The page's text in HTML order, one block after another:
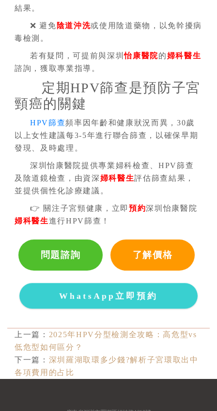
結果。
❌ 避免 陰道沖洗或使用陰道藥物，以免幹擾病
毒檢測。
若有疑問，可提前與深圳怡康醫院的婦科醫生
諮詢，獲取專業指導。
定期HPV篩查是預防子宮
頸癌的關鍵
HPV篩查頻率因年齡和健康狀況而異，30歲
以上女性建議每3-5年進行聯合篩查，以確保早期
發現、及時處理。
深圳怡康醫院提供專業婦科檢查、HPV篩查
及陰道鏡檢查，由資深婦科醫生評估篩查結果，
並提供個性化診療建議。
👉 關注子宮頸健康，立即預約深圳怡康醫院
婦科醫生進行HPV篩查！
問題諮詢 了解價格
WhatsApp立即預約
上一篇： 2025年HPV分型檢測全攻略：高危型vs
低危型如何區分？
下一篇： 深圳羅湖取環多少錢?解析子宮環取出中
各項費用的占比